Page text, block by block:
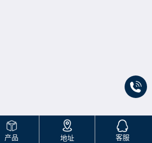
产品 地址 客服